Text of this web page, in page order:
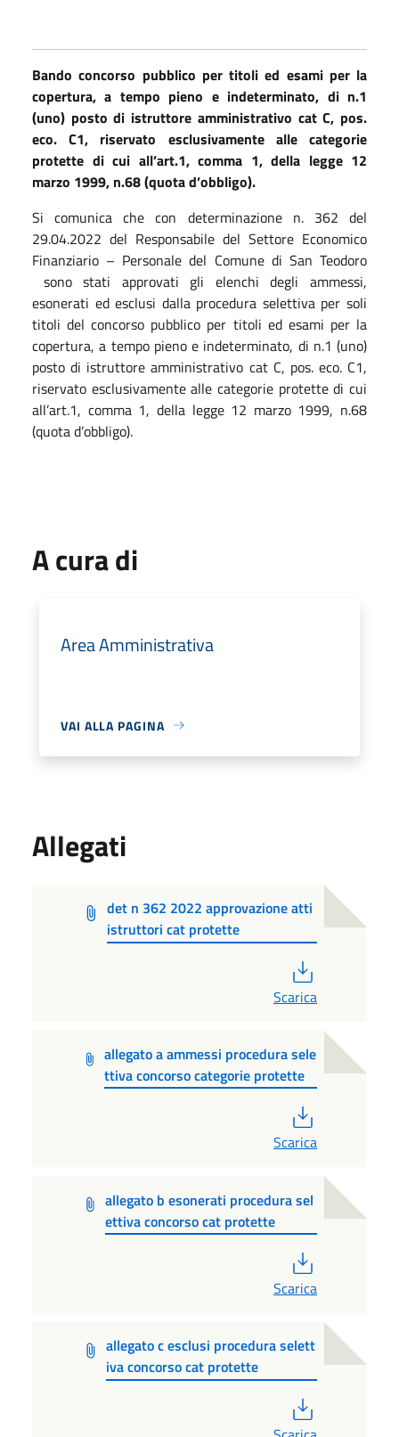
Bando concorso pubblico per titoli ed esami per la
copertura, a tempo pieno e indeterminato, di n.1
(uno) posto di istruttore amministrativo cat C, pos.
eco. C1, riservato esclusivamente alle categorie
protette di cui all’art.1, comma 1, della legge 12
marzo 1999, n.68 (quota d’obbligo).
Si comunica che con determinazione n. 362 del
29.04.2022 del Responsabile del Settore Economico
Finanziario – Personale del Comune di San Teodoro
sono stati approvati gli elenchi degli ammessi,
esonerati ed esclusi dalla procedura selettiva per soli
titoli del concorso pubblico per titoli ed esami per la
copertura, a tempo pieno e indeterminato, di n.1 (uno)
posto di istruttore amministrativo cat C, pos. eco. C1,
riservato esclusivamente alle categorie protette di cui
all’art.1, comma 1, della legge 12 marzo 1999, n.68
(quota d’obbligo).
A cura di
Area Amministrativa
VAI ALLA PAGINA
Allegati
det n 362 2022 approvazione atti
istruttori cat protette
Scarica
allegato a ammessi procedura sele
ttiva concorso categorie protette
Scarica
allegato b esonerati procedura sel
ettiva concorso cat protette
Scarica
allegato c esclusi procedura selett
iva concorso cat protette